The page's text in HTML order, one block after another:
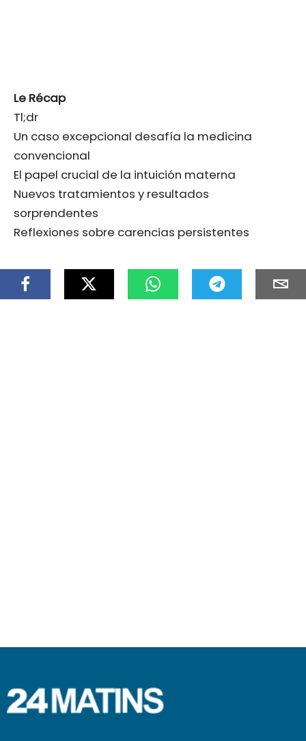
Le Récap
Tl;dr
Un caso excepcional desafía la medicina
convencional
El papel crucial de la intuición materna
Nuevos tratamientos y resultados
sorprendentes
Reflexiones sobre carencias persistentes